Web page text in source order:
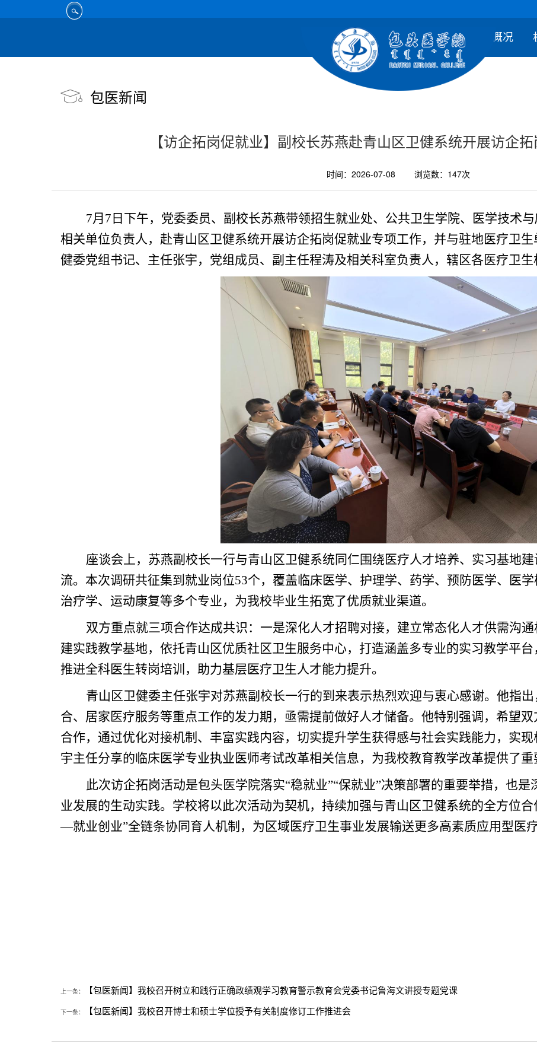
首 页 学校概况
包医新闻
【访企拓岗促就业】副校长苏燕赴青山区卫健系统开展访企
时间：2026-07-08 浏览数： 147次
7月7日下午，党委委员、副校长苏燕带领招生就业处、公共卫生学院、医学技术
相关单位负责人，赴青山区卫健系统开展访企拓岗促就业专项工作，并与驻地医疗卫
健委党组书记、主任张宇，党组成员、副主任程涛及相关科室负责人，辖区各医疗卫生
座谈会上，苏燕副校长一行与青山区卫健系统同仁围绕医疗人才培养、实习基地
流。本次调研共征集到就业岗位53个，覆盖临床医学、护理学、药学、预防医学、医
治疗学、运动康复等多个专业，为我校毕业生拓宽了优质就业渠道。
双方重点就三项合作达成共识：一是深化人才招聘对接，建立常态化人才供需沟
建实践教学基地，依托青山区优质社区卫生服务中心，打造涵盖多专业的实习教学平
推进全科医生转岗培训，助力基层医疗卫生人才能力提升。
青山区卫健委主任张宇对苏燕副校长一行的到来表示热烈欢迎与衷心感谢。他指
合、居家医疗服务等重点工作的发力期，亟需提前做好人才储备。他特别强调，希望
合作，通过优化对接机制、丰富实践内容，切实提升学生获得感与社会实践能力，实
宇主任分享的临床医学专业执业医师考试改革相关信息，为我校教育教学改革提供了重
此次访企拓岗活动是包头医学院落实“稳就业”“保就业”决策部署的重要举措，也
业发展的生动实践。学校将以此次活动为契机，持续加强与青山区卫健系统的全方位
—就业创业”全链条协同育人机制，为区域医疗卫生事业发展输送更多高素质应用型医疗
上一条： 【包医新闻】我校召开树立和践行正确政绩观学习教育警示教育会党委书记鲁海文讲授专题党课
下一条： 【包医新闻】我校召开博士和硕士学位授予有关制度修订工作推进会